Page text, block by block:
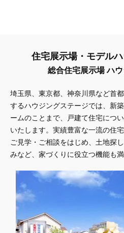
住宅展示場・モデル
総合住宅展示場 ハ
埼玉県、東京都、神奈川県など首
するハウジングステージでは、新
ームのことまで、戸建て住宅につ
いたします。実績豊富な一流の住
ご見学・ご相談をはじめ、土地探
みなど、家づくりに役立つ機能も満